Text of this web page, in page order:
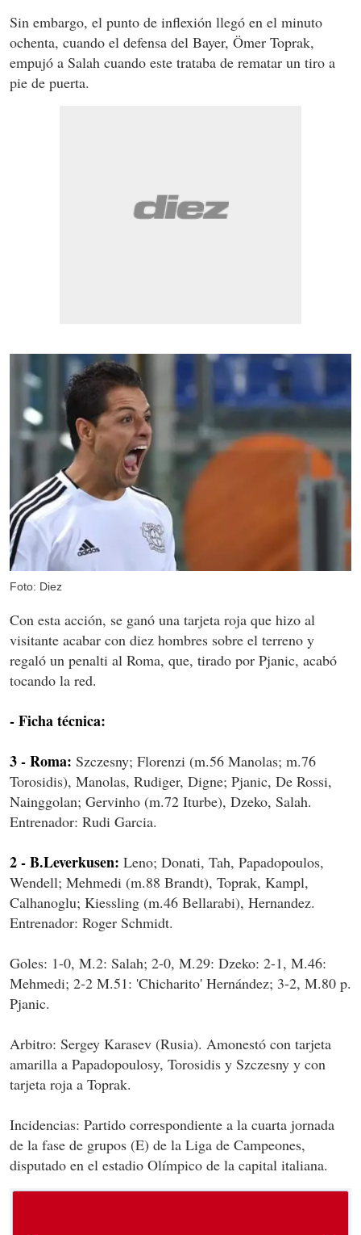
Sin embargo, el punto de inflexión llegó en el minuto
ochenta, cuando el defensa del Bayer, Ömer Toprak,
empujó a Salah cuando este trataba de rematar un tiro a
pie de puerta.
Foto: Diez
Con esta acción, se ganó una tarjeta roja que hizo al
visitante acabar con diez hombres sobre el terreno y
regaló un penalti al Roma, que, tirado por Pjanic, acabó
tocando la red.
- Ficha técnica:
3 - Roma: Szczesny; Florenzi (m.56 Manolas; m.76
Torosidis), Manolas, Rudiger, Digne; Pjanic, De Rossi,
Nainggolan; Gervinho (m.72 Iturbe), Dzeko, Salah.
Entrenador: Rudi Garcia.
2 - B.Leverkusen: Leno; Donati, Tah, Papadopoulos,
Wendell; Mehmedi (m.88 Brandt), Toprak, Kampl,
Calhanoglu; Kiessling (m.46 Bellarabi), Hernandez.
Entrenador: Roger Schmidt.
Goles: 1-0, M.2: Salah; 2-0, M.29: Dzeko: 2-1, M.46:
Mehmedi; 2-2 M.51: 'Chicharito' Hernández; 3-2, M.80 p.
Pjanic.
Arbitro: Sergey Karasev (Rusia). Amonestó con tarjeta
amarilla a Papadopoulosy, Torosidis y Szczesny y con
tarjeta roja a Toprak.
Incidencias: Partido correspondiente a la cuarta jornada
de la fase de grupos (E) de la Liga de Campeones,
disputado en el estadio Olímpico de la capital italiana.